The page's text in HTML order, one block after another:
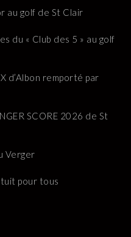
au golf de St Clair
du « Club des 5 » au golf
d’Albon remporté par
SCORE 2026 de St
Verger
pour tous